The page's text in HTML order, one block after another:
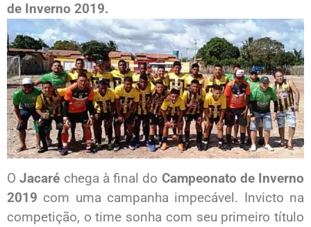
de Inverno 2019.
OJacaré chega à final do Campeonato de Inverno
2019 com uma campanha impecável. Invicto na
competição, o time sonha com seu primeiro título